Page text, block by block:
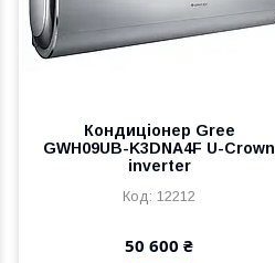
Кондиціонер Gree
GWH09UB-K3DNA4F U-Crown
inverter
12212
50 600 ₴